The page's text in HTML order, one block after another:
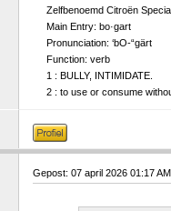
Zelfbenoemd Citroën
Main Entry: bo·gart
Pronunciation: ‘bO-“gärt
Function: verb
1 : BULLY, INTIMIDATE.
2 : to use or consume
Gepost: 07 april 2026 01:17 AM